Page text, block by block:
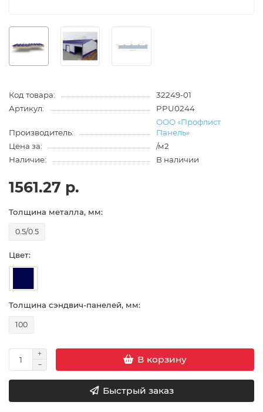
Код товара:
32249-01
Артикул:
PPU0244
Производитель:
ООО «Профлист
Панель»
Цена за:
/м2
Наличие:
В наличии
1561.27 р.
Толщина металла, мм:
0.5/0.5
Цвет:
Толщина сэндвич-панелей, мм:
100
В корзину
Быстрый заказ